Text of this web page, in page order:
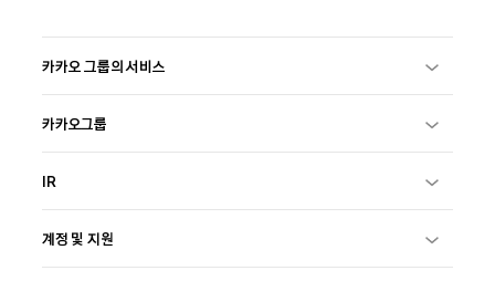
카카오 그룹의 서비스
카카오그룹
IR
계정 및 지원